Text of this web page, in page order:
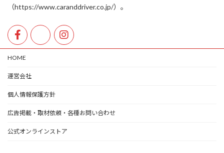
（https://www.caranddriver.co.jp/）。
HOME
運営会社
個人情報保護方針
広告掲載・取材依頼・各種お問い合わせ
公式オンラインストア